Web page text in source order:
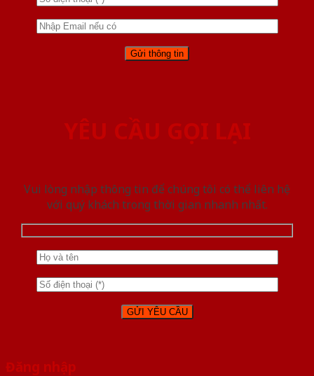
YÊU CẦU GỌI LẠI
Vui lòng nhập thông tin để chúng tôi có thể liên hệ
với quý khách trong thời gian nhanh nhất.
Đăng nhập